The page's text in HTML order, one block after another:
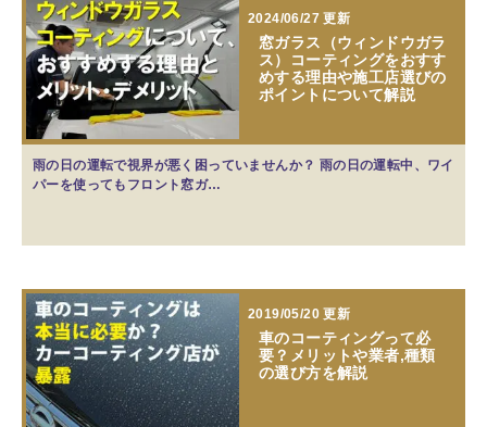
2024/06/27 更新
窓ガラス（ウィンドウガラ
ス）コーティングをおすす
めする理由や施工店選びの
ポイントについて解説
雨の日の運転で視界が悪く困っていませんか？ 雨の日の運転中、ワイ
パーを使ってもフロント窓ガ…
2019/05/20 更新
車のコーティングって必
要？メリットや業者,種類
の選び方を解説